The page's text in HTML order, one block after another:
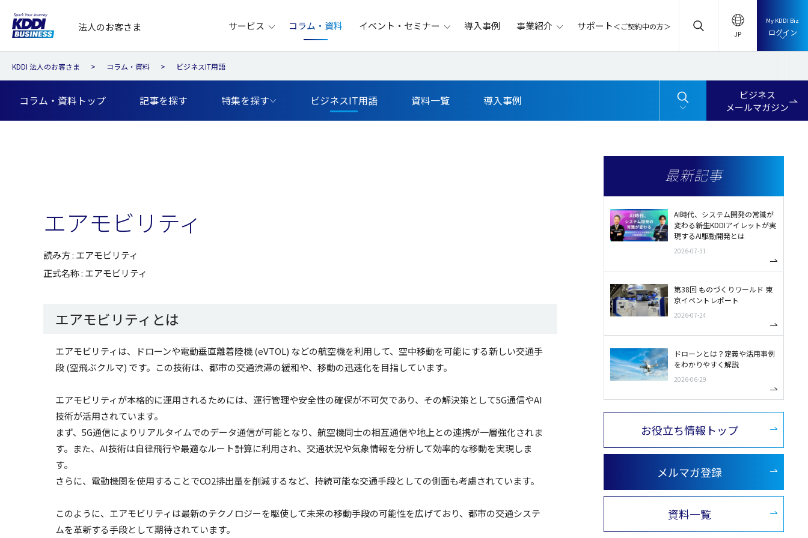
法人のお客さま サービス コラム・資料 イベント・セミナー 導入事例 事業紹介 サポート＜ご契約中の方＞
My KDDI Biz
ログイン
KDDI 法人のお客さま コラム・資料 ビジネスIT用語
コラム・資料トップ 記事を探す 特集を探す ビジネスIT用語 資料一覧 導入事例
ビジネス
メールマガジン
エアモビリティ
読み方 : エアモビリティ
正式名称 : エアモビリティ
エアモビリティとは
エアモビリティは、ドローンや電動垂直離着陸機 (eVTOL) などの航空機を利用して、空中移動を可能にする新しい交通手
段 (空飛ぶクルマ) です。この技術は、都市の交通渋滞の緩和や、移動の迅速化を目指しています。
エアモビリティが本格的に運用されるためには、運行管理や安全性の確保が不可欠であり、その解決策として5G通信やAI
技術が活用されています。
まず、5G通信によりリアルタイムでのデータ通信が可能となり、航空機同士の相互通信や地上との連携が一層強化されま
す。また、AI技術は自律飛行や最適なルート計算に利用され、交通状況や気象情報を分析して効率的な移動を実現しま
す。
さらに、電動機関を使用することでCO2排出量を削減するなど、持続可能な交通手段としての側面も考慮されています。
このように、エアモビリティは最新のテクノロジーを駆使して未来の移動手段の可能性を広げており、都市の交通システ
ムを革新する手段として期待されています。
最新記事
AI時代、システム開発の常識が
変わる――新生KDDIアイレットが実
現するAI駆動開発とは
2026-07-31
第38回 ものづくりワールド 東
京イベントレポート
2026-07-24
ドローンとは？定義や活用事例
をわかりやすく解説
2026-06-29
お役立ち情報トップ
メルマガ登録
資料一覧